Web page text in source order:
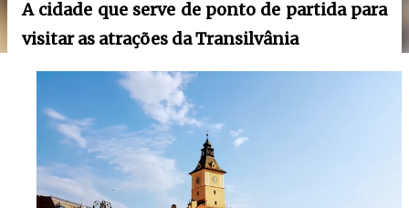
A cidade que serve de ponto de partida para
visitar as atrações da Transilvânia